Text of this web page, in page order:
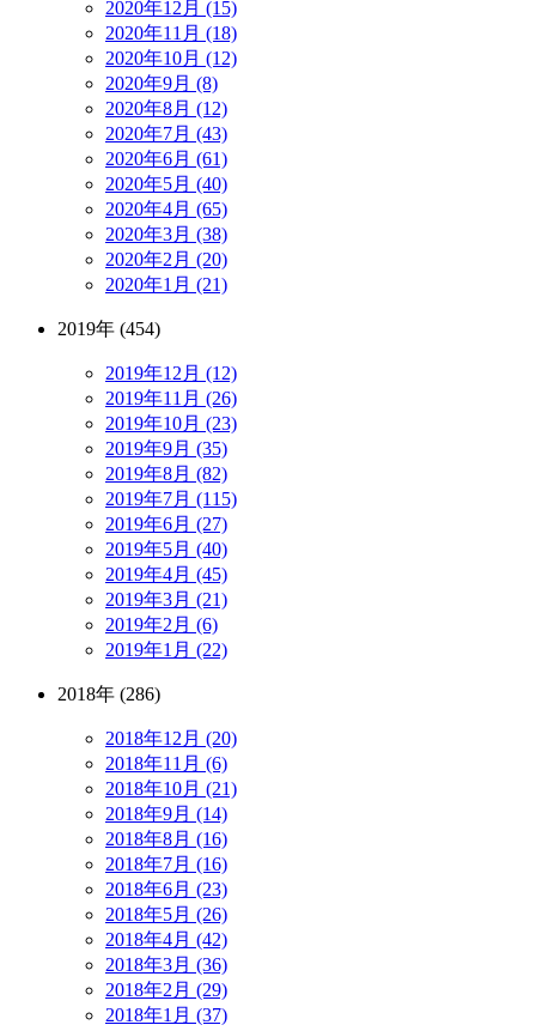
2020年12月 (15)
2020年11月 (18)
2020年10月 (12)
2020年9月 (8)
2020年8月 (12)
2020年7月 (43)
2020年6月 (61)
2020年5月 (40)
2020年4月 (65)
2020年3月 (38)
2020年2月 (20)
2020年1月 (21)
2019年 (454)
2019年12月 (12)
2019年11月 (26)
2019年10月 (23)
2019年9月 (35)
2019年8月 (82)
2019年7月 (115)
2019年6月 (27)
2019年5月 (40)
2019年4月 (45)
2019年3月 (21)
2019年2月 (6)
2019年1月 (22)
2018年 (286)
2018年12月 (20)
2018年11月 (6)
2018年10月 (21)
2018年9月 (14)
2018年8月 (16)
2018年7月 (16)
2018年6月 (23)
2018年5月 (26)
2018年4月 (42)
2018年3月 (36)
2018年2月 (29)
2018年1月 (37)